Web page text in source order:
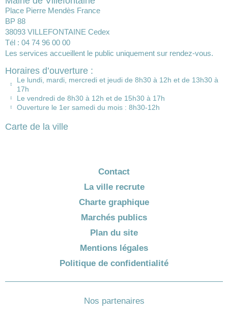
Place Pierre Mendès France
BP 88
38093 VILLEFONTAINE Cedex
Tél : 04 74 96 00 00
Les services accueillent le public uniquement sur rendez-vous.
Horaires d’ouverture :
Le lundi, mardi, mercredi et jeudi de 8h30 à 12h et de 13h30 à
17h
Le vendredi de 8h30 à 12h et de 15h30 à 17h
Ouverture le 1er samedi du mois : 8h30-12h
Carte de la ville
Contact
La ville recrute
Charte graphique
Marchés publics
Plan du site
Mentions légales
Politique de confidentialité
Nos partenaires